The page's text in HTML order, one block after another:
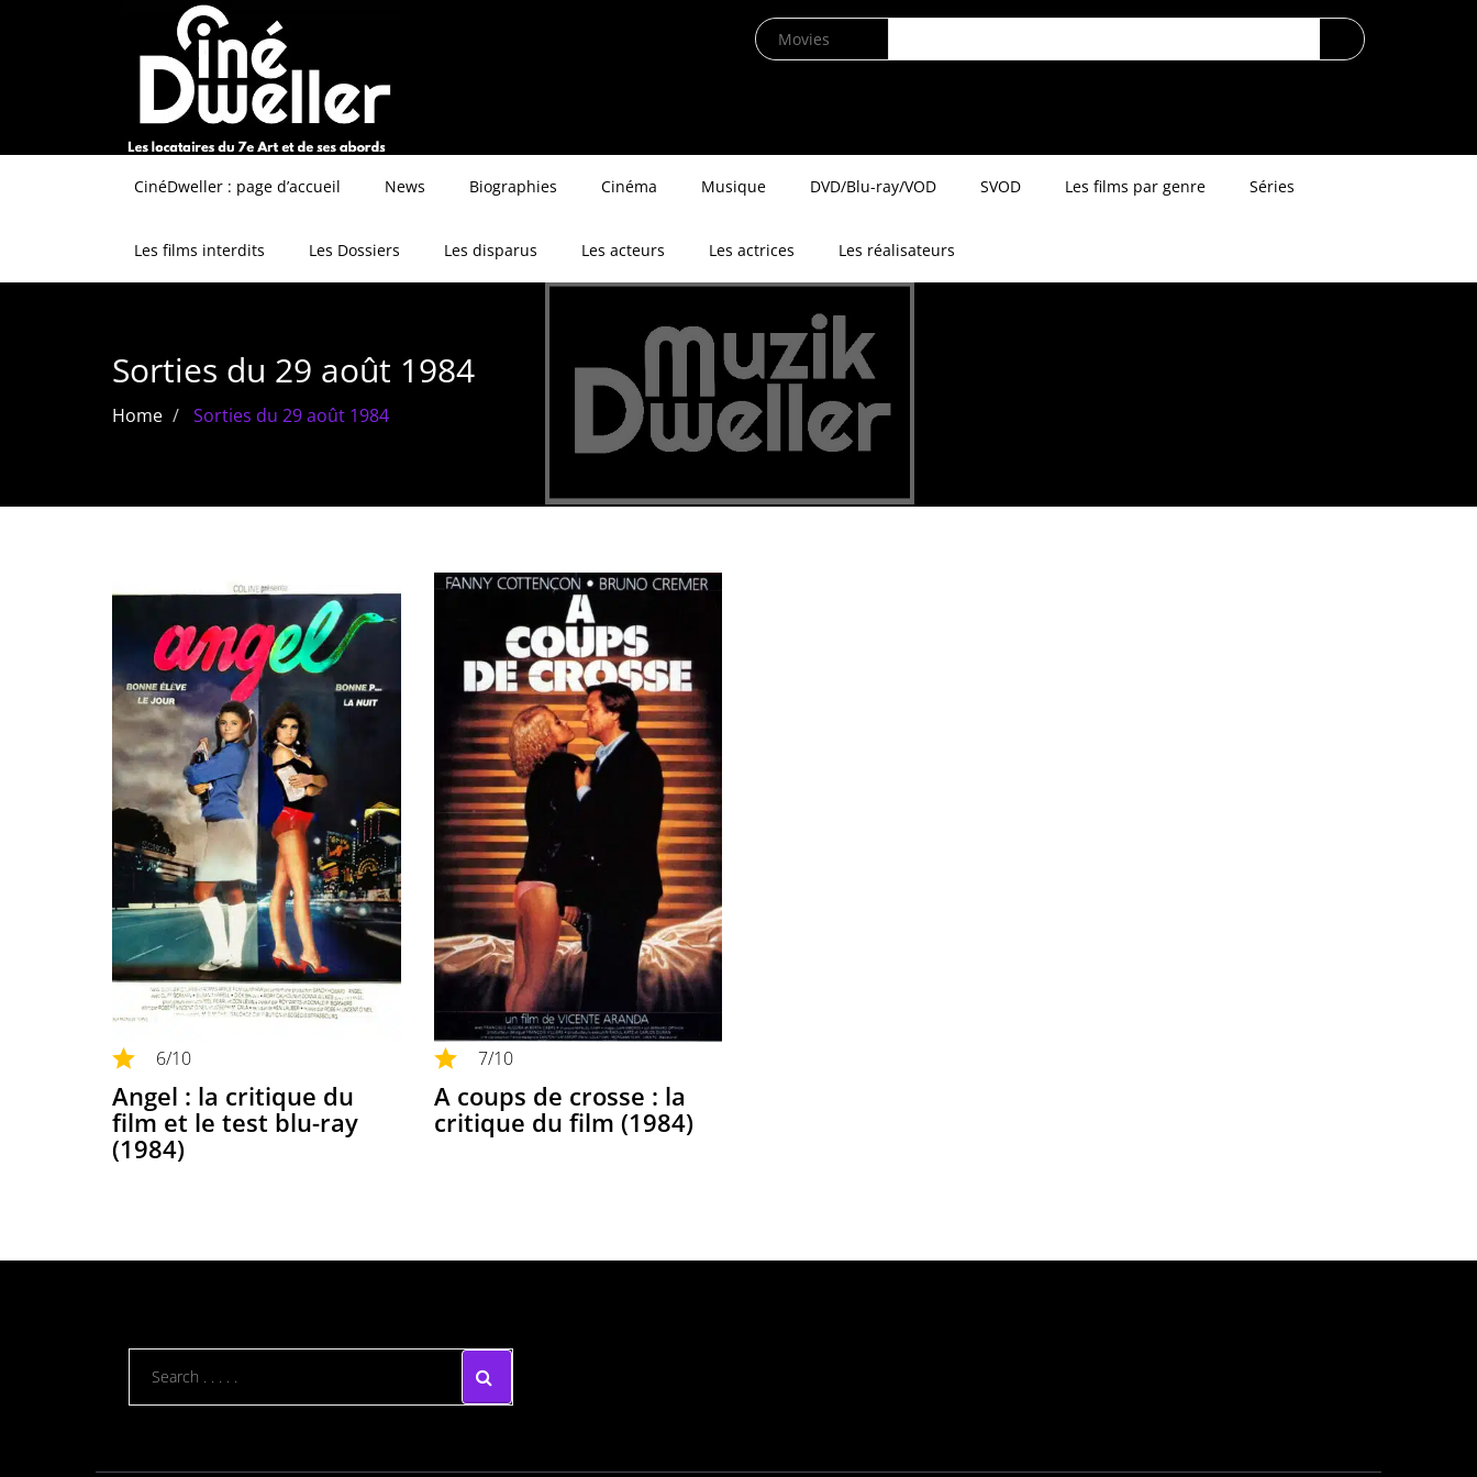
CinéDweller : page d’accueil News Biographies Cinéma Musique DVD/Blu-ray/VOD SVOD Les films par genre Séries
Les films interdits Les Dossiers Les disparus Les acteurs Les actrices Les réalisateurs
Sorties du 29 août 1984
Home Sorties du 29 août 1984
6/10
Angel : la critique du
film et le test blu-ray
(1984)
7/10
A coups de crosse : la
critique du film (1984)